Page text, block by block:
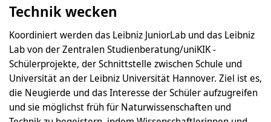
Technik wecken
Koordiniert werden das Leibniz JuniorLab und das Leibniz
Lab von der Zentralen Studienberatung/uniKIK -
Schülerprojekte, der Schnittstelle zwischen Schule und
Universität an der Leibniz Universität Hannover. Ziel ist es,
die Neugierde und das Interesse der Schüler aufzugreifen
und sie möglichst früh für Naturwissenschaften und